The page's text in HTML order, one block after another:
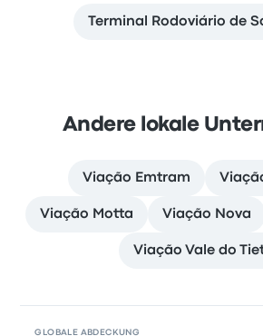
Terminal Rodoviário de
Andere lokale
Viação Emtram
Viação Motta Viação Nova
Viação Vale do
GLOBALE ABDECKUNG